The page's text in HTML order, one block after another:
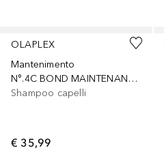
OLAPLEX
Mantenimento
N°.4C BOND MAINTENANCE CLARIFYING SHAMPOO
Shampoo capelli
€ 35,99